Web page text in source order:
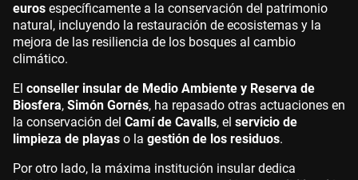
euros específicamente a la conservación del patrimonio
natural, incluyendo la restauración de ecosistemas y la
mejora de las resiliencia de los bosques al cambio
climático.
El conseller insular de Medio Ambiente y Reserva de
Biosfera, Simón Gornés, ha repasado otras actuaciones en
la conservación del Camí de Cavalls, el servicio de
limpieza de playas o la gestión de los residuos.
Por otro lado, la máxima institución insular dedica